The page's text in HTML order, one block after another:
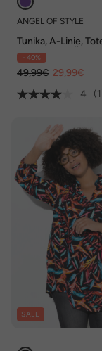
ANGEL OF STYLE
Tunika, A-Linie,
Muster, 3/4-Ärmel
- 40%
49,99€ 29,99€
4
SALE